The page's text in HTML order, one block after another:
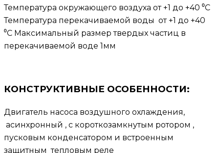
Температура окружающего воздуха от +1 до +40 ⁰С
Температура перекачиваемой воды от +1 до +40
⁰С Максимальный размер твердых частиц в
перекачиваемой воде 1мм
КОНСТРУКТИВНЫЕ ОСОБЕННОСТИ:
Двигатель насоса воздушного охлаждения,
асинхронный , с короткозамкнутым ротором ,
пусковым конденсатором и встроенным
защитным тепловым реле